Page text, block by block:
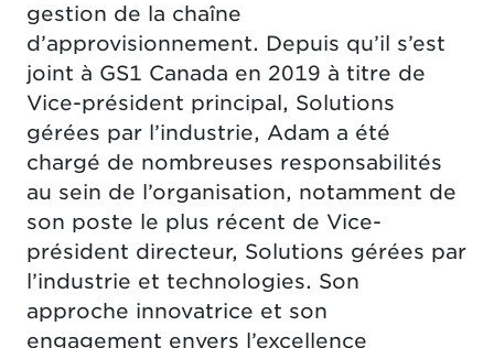
gestion de la chaîne
d’approvisionnement. Depuis qu’il s’est
joint à GS1 Canada en 2019 à titre de
Vice-président principal, Solutions
gérées par l’industrie, Adam a été
chargé de nombreuses responsabilités
au sein de l’organisation, notamment de
son poste le plus récent de Vice-
président directeur, Solutions gérées par
l’industrie et technologies. Son
approche innovatrice et son
engagement envers l’excellence